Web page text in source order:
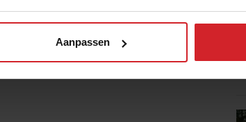
Aanpassen